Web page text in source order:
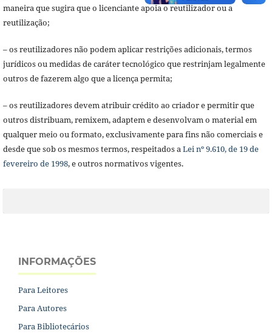
maneira que sugira que o licenciante apoia o reutilizador ou a
reutilização;
– os reutilizadores não podem aplicar restrições adicionais, termos
jurídicos ou medidas de caráter tecnológico que restrinjam legalmente
outros de fazerem algo que a licença permita;
– os reutilizadores devem atribuir crédito ao criador e permitir que
outros distribuam, remixem, adaptem e desenvolvam o material em
qualquer meio ou formato, exclusivamente para fins não comerciais e
desde que sob os mesmos termos, respeitados aLei nº 9.610, de 19 de
fevereiro de 1998, e outros normativos vigentes.
INFORMAÇÕES
Para Leitores
Para Autores
Para Bibliotecários